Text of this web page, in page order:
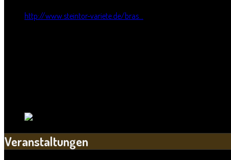
http://www.steintor-variete.de/bras...
Veranstaltungen